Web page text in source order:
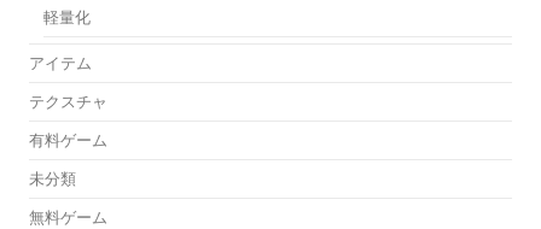
軽量化
アイテム
テクスチャ
有料ゲーム
未分類
無料ゲーム